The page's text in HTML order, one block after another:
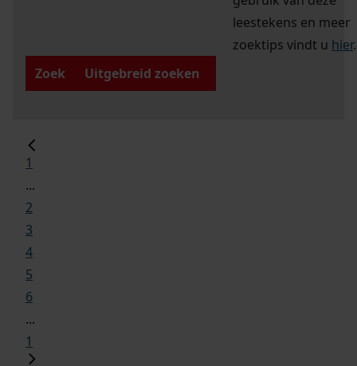
leestekens en meer
zoektips vindt u hier.
Zoek
Uitgebreid zoeken
1
...
2
3
4
5
6
...
1